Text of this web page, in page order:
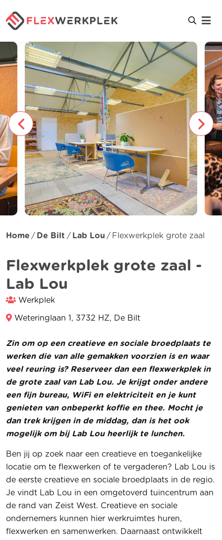
Home De Bilt Lab Lou Flexwerkplek grote zaal
Flexwerkplek grote zaal -
Lab Lou
Werkplek
Weteringlaan 1, 3732 HZ, De Bilt
Zin om op een creatieve en sociale broedplaats te
werken die van alle gemakken voorzien is en waar
veel reuring is? Reserveer dan een flexwerkplek in
de grote zaal van Lab Lou. Je krijgt onder andere
een fijn bureau, WiFi en elektriciteit en je kunt
genieten van onbeperkt koffie en thee. Mocht je
dan trek krijgen in de middag, dan is het ook
mogelijk om bij Lab Lou heerlijk te lunchen.
Ben jij op zoek naar een creatieve en toegankelijke
locatie om te flexwerken of te vergaderen? Lab Lou is
de eerste creatieve en sociale broedplaats in de regio.
Je vindt Lab Lou in een omgetoverd tuincentrum aan
de rand van Zeist West. Creatieve en sociale
ondernemers kunnen hier werkruimtes huren,
flexwerken en samenwerken. Daarnaast ontwikkelt